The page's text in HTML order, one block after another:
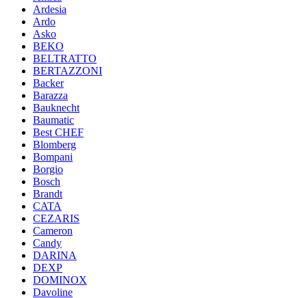
Ardesia
Ardo
Asko
BEKO
BELTRATTO
BERTAZZONI
Backer
Barazza
Bauknecht
Baumatic
Best CHEF
Blomberg
Bompani
Borgio
Bosch
Brandt
CATA
CEZARIS
Cameron
Candy
DARINA
DEXP
DOMINOX
Davoline